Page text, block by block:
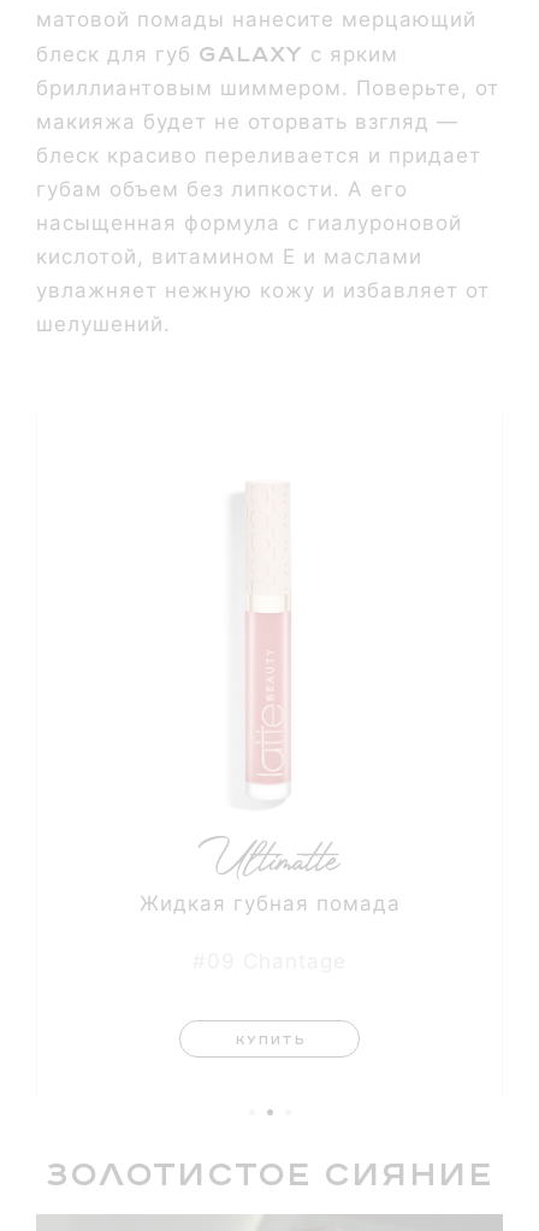
матовой помады нанесите мерцающий
блеск для губ Galaxy с ярким
бриллиантовым шиммером. Поверьте, от
макияжа будет не оторвать взгляд —
блеск красиво переливается и придает
губам объем без липкости. А его
насыщенная формула с гиалуроновой
кислотой, витамином Е и маслами
увлажняет нежную кожу и избавляет от
шелушений.
Жидкая губная помада
КУПИТЬ
Золотистое сияние